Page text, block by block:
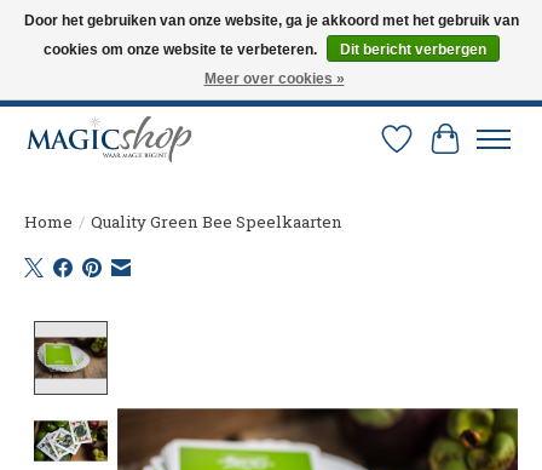
Altijd de nieuwste trucs op voorraad. Snelle verzending via PostNL en DHL.
Langskomen in onze winkel? Bel of mail om een afspraak te maken. 0251-
Verlanglijst
Home / Quality Green Bee Speelkaarten
Door het gebruiken van onze website, ga je akkoord met het gebruik van
cookies om onze website te verbeteren.
Dit bericht verbergen
Meer over cookies »